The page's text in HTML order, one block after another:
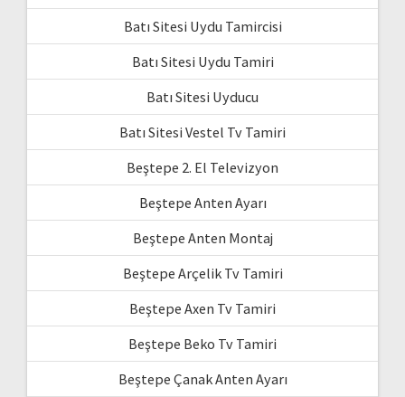
Batı Sitesi Uydu Tamircisi
Batı Sitesi Uydu Tamiri
Batı Sitesi Uyducu
Batı Sitesi Vestel Tv Tamiri
Beştepe 2. El Televizyon
Beştepe Anten Ayarı
Beştepe Anten Montaj
Beştepe Arçelik Tv Tamiri
Beştepe Axen Tv Tamiri
Beştepe Beko Tv Tamiri
Beştepe Çanak Anten Ayarı